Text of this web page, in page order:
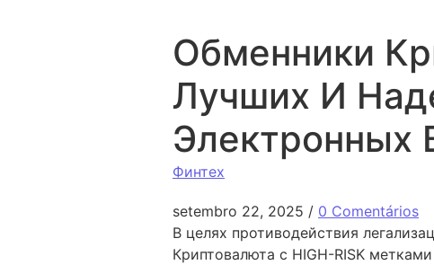
Обменники
Лучших И
Электронных
Финтех
setembro 22, 2025 / 0 Comentários
В целях противодействия
Криптовалюта с HIGH-RISK